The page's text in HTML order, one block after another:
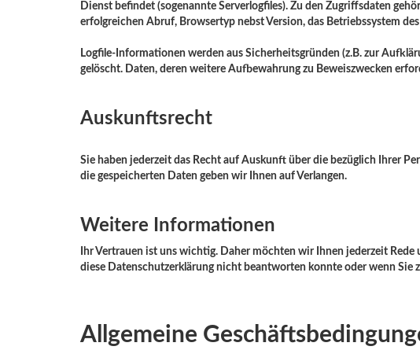
Dienst befindet (sogenannte Serverlogfiles). Zu den Zugriffsdaten
erfolgreichen Abruf, Browsertyp nebst Version, das Betriebssystem
Logfile-Informationen werden aus Sicherheitsgründen (z.B. zur
gelöscht. Daten, deren weitere Aufbewahrung zu Beweiszwecken
Auskunftsrecht
Sie haben jederzeit das Recht auf Auskunft über die bezüglich Ihrer
die gespeicherten Daten geben wir Ihnen auf Verlangen.
Weitere Informationen
Ihr Vertrauen ist uns wichtig. Daher möchten wir Ihnen jederzeit
diese Datenschutzerklärung nicht beantworten konnte oder wenn
Allgemeine